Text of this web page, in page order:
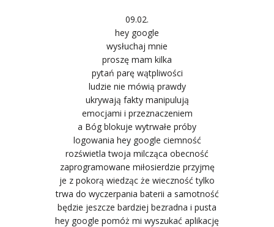
09.02.
hey google
wysłuchaj mnie
proszę mam kilka
pytań parę wątpliwości
ludzie nie mówią prawdy
ukrywają fakty manipulują
emocjami i przeznaczeniem
a Bóg blokuje wytrwałe próby
logowania hey google ciemność
rozświetla twoja milcząca obecność
zaprogramowane miłosierdzie przyjmę
je z pokorą wiedząc że wieczność tylko
trwa do wyczerpania baterii a samotność
będzie jeszcze bardziej bezradna i pusta
hey google pomóż mi wyszukać aplikację